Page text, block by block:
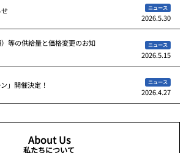
ニュース
2026.5.30
等の供給量と価格変更のお知
ニュース
2026.5.15
」開催決定！ ニュース
2026.4.27
About Us
私たちについて